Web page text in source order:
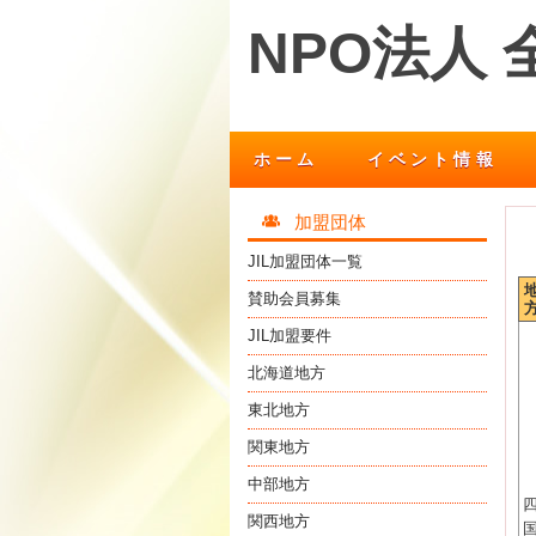
NPO法人
ホーム イベント情報
加盟団体
JIL加盟団体一覧
賛助会員募集
JIL加盟要件
北海道地方
東北地方
関東地方
中部地方
関西地方